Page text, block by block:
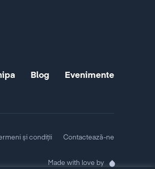
Blog Evenimente
și condiții Contactează-ne
Made with love by